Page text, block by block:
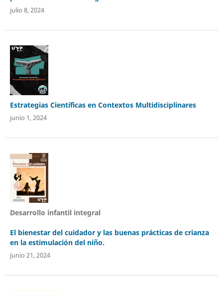
julio 8, 2024
Estrategias Científicas en Contextos Multidisciplinares
junio 1, 2024
Desarrollo infantil integral
El bienestar del cuidador y las buenas prácticas de crianza
en la estimulación del niño.
junio 21, 2024